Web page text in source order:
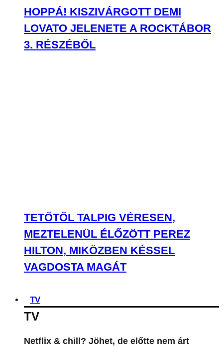
HOPPÁ! KISZIVÁRGOTT DEMI
LOVATO JELENETE A ROCKTÁBOR
3. RÉSZÉBŐL
TETŐTŐL TALPIG VÉRESEN,
MEZTELENÜL ÉLŐZÖTT PEREZ
HILTON, MIKÖZBEN KÉSSEL
VAGDOSTA MAGÁT
TV
TV
Netflix & chill? Jöhet, de előtte nem árt